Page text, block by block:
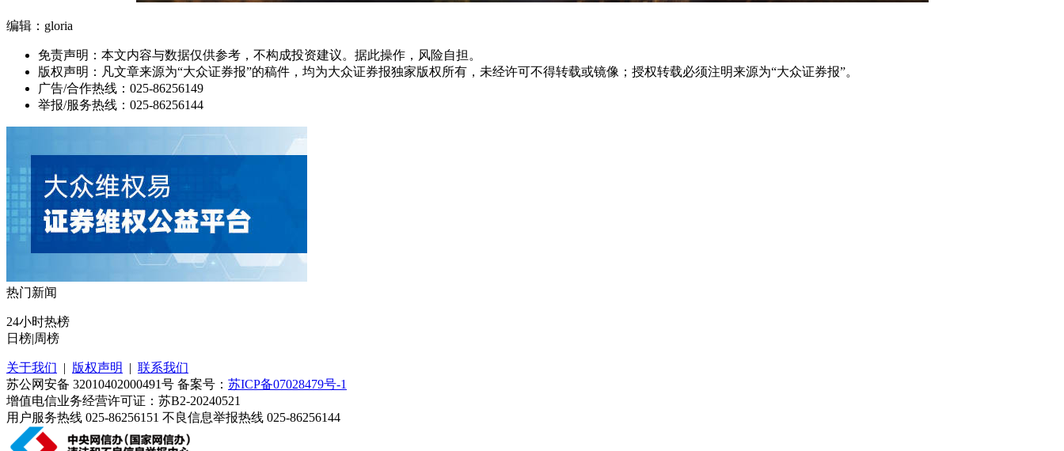
编辑：gloria
免责声明：本文内容与数据仅供参考，不构成投资建议。据此操作，风险自担。
版权声明：凡文章来源为“大众证券报”的稿件，均为大众证券报独家版权所有，未经许可不得转载或镜像；授权转载必须注明来源为“大众证券报”。
广告/合作热线：025-86256149
举报/服务热线：025-86256144
热门新闻
24小时热榜
日榜|周榜
关于我们 | 版权声明 | 联系我们
苏公网安备 32010402000491号 备案号： 苏ICP备07028479号-1
增值电信业务经营许可证：苏B2-20240521
用户服务热线 025-86256151 不良信息举报热线 025-86256144